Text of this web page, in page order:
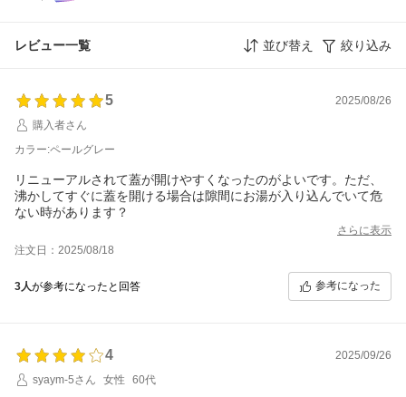
レビュー一覧 並び替え 絞り込み
5
2025/08/26
購入者さん
カラー:ペールグレー
リニューアルされて蓋が開けやすくなったのがよいです。ただ、
沸かしてすぐに蓋を開ける場合は隙間にお湯が入り込んでいて危
ない時があります？
さらに表示
注文日：2025/08/18
3人が参考になったと回答 参考になった
4
2025/09/26
syaym-5さん
女性
60代